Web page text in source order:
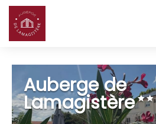
Auberge de
Lamagistère